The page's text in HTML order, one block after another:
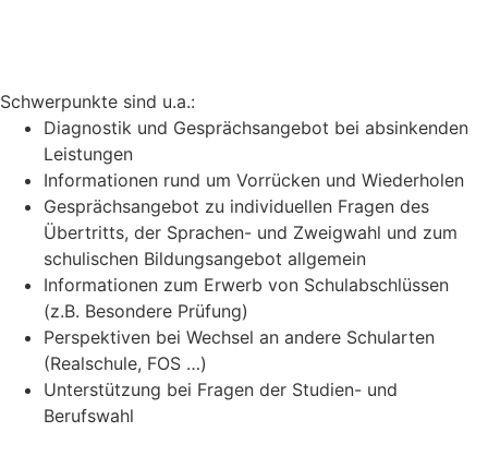
Schwerpunkte sind u.a.:
Diagnostik und Gesprächsangebot bei absinkenden
Leistungen
Informationen rund um Vorrücken und Wiederholen
Gesprächsangebot zu individuellen Fragen des
Übertritts, der Sprachen- und Zweigwahl und zum
schulischen Bildungsangebot allgemein
Informationen zum Erwerb von Schulabschlüssen
(z.B. Besondere Prüfung)
Perspektiven bei Wechsel an andere Schularten
(Realschule, FOS …)
Unterstützung bei Fragen der Studien- und
Berufswahl